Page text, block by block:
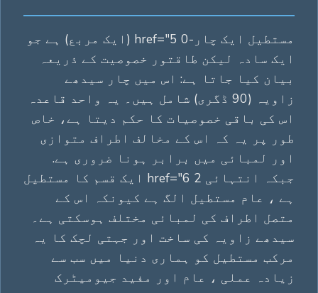
مستطیل ایک چار-0 href="5 (ایک مربع) ہے جو
ایک سادہ لیکن طاقتور خصوصیت کے ذریعہ
بیان کیا جاتا ہے: اس میں چار سیدھے
زاویہ (90 ڈگری) شامل ہیں۔ یہ واحد قاعدہ
اس کی باقی خصوصیات کا حکم دیتا ہے، خاص
طور پر یہ کہ اس کے مخالف اطراف متوازی
اور لمبائی میں برابر ہونا ضروری ہے.
جبکہ انتہائی 2 href="6 ایک قسم کا مستطیل
ہے ، عام مستطيل الگ ہے کیونکہ اس کے
متصل اطراف کی لمبائی مختلف ہوسکتی ہے۔
سیدھے زاویہ کی ساخت اور جہتی لچک کا یہ
مرکب مستطیل کو ہماری دنیا میں سب سے
زیادہ عملی ، عام اور مفید جیومیٹرک